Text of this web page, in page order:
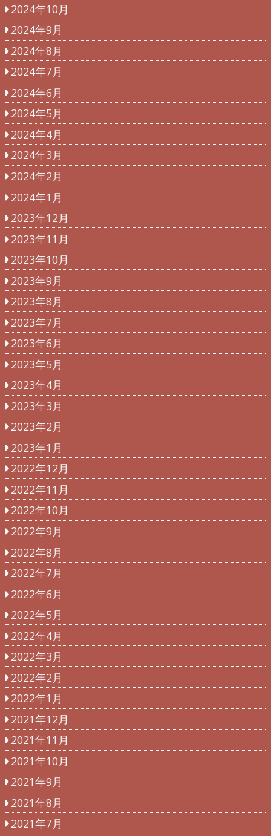
2024年10月
2024年9月
2024年8月
2024年7月
2024年6月
2024年5月
2024年4月
2024年3月
2024年2月
2024年1月
2023年12月
2023年11月
2023年10月
2023年9月
2023年8月
2023年7月
2023年6月
2023年5月
2023年4月
2023年3月
2023年2月
2023年1月
2022年12月
2022年11月
2022年10月
2022年9月
2022年8月
2022年7月
2022年6月
2022年5月
2022年4月
2022年3月
2022年2月
2022年1月
2021年12月
2021年11月
2021年10月
2021年9月
2021年8月
2021年7月